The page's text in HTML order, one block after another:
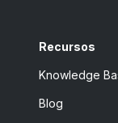
Recursos
Knowledge
Blog